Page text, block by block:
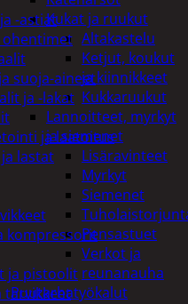
Kukat ja ruukut
Altakastelu
Ketjut, koukut
ja kiinnikkeet
Kukkaruukut
Lannoitteet, myrkyt
ja siemenet
Lisäravinteet
Myrkyt
Siemenet
Pensastuet
Verkot ja
reunanauha
Puutarhatyökalut
-astiat
ohentimet
suoja-aineet
ja -lakat
ja laatoitus
lastat
kompressorit
ja pistoolit
tarvikkeet